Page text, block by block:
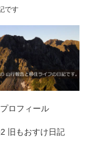
です
プロフィール
旧もおすけ日記